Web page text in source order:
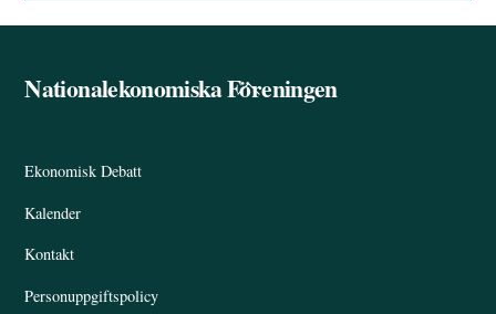
Back
Nationalekonomiska Föreningen
Ekonomisk Debatt
Kalender
Kontakt
Personuppgiftspolicy